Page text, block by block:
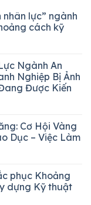
nhân lực” ngành
cách kỹ
Ngành An
Nghiệp Bị Ảnh
Được Kiến
Cơ Hội Vàng
Dục – Việc Làm
phục Khoảng
dựng Kỹ thuật